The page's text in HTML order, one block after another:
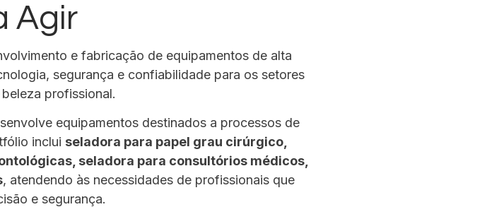
Agir
e fabricação de equipamentos de alta
segurança e confiabilidade para os setores
profissional.
equipamentos destinados a processos de
inclui seladora para papel grau cirúrgico,
seladora para consultórios médicos,
, atendendo às necessidades de profissionais que
e segurança.